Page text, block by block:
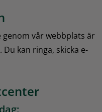
vår webbplats är
kan ringa, skicka e-